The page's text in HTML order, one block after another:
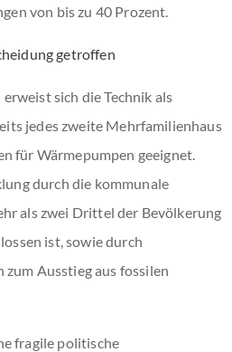
von bis zu 40 Prozent.
getroffen
sich die Technik als
jedes zweite Mehrfamilienhaus
für Wärmepumpen geeignet.
durch die kommunale
als zwei Drittel der Bevölkerung
ist, sowie durch
Ausstieg aus fossilen
fragile politische